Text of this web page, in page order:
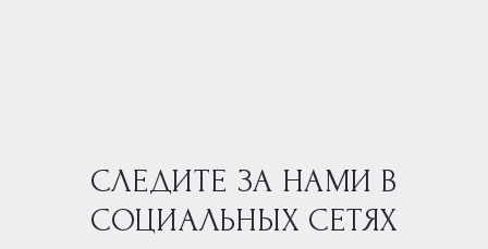
СЛЕДИТЕ ЗА НАМИ В
СОЦИАЛЬНЫХ СЕТЯХ